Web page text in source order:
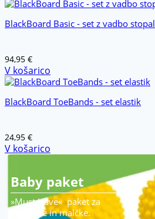
BlackBoard Basic - set z vadbo stopal
94,95 €
V košarico
BlackBoard ToeBands - set elastik
24,95 €
V košarico
Baby paket
»Must Have« paket za
dojenčke in malčke.